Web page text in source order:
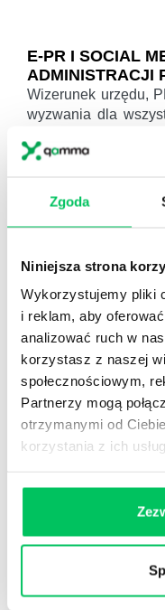
Zgoda
Niniejsza strona
Wykorzystujemy pliki
i reklam, aby
analizować ruch w
korzystasz z naszej
społecznościowym,
Partnerzy mogą
otrzymanymi od
korzystania z ich
E-PR I SOCIAL
ADMINISTRACJI
Wizerunek urzędu,
wyzwania dla
bądź pośredni. Od
wizerunku urzędu –
Zobacz nasze
REFERENCJE